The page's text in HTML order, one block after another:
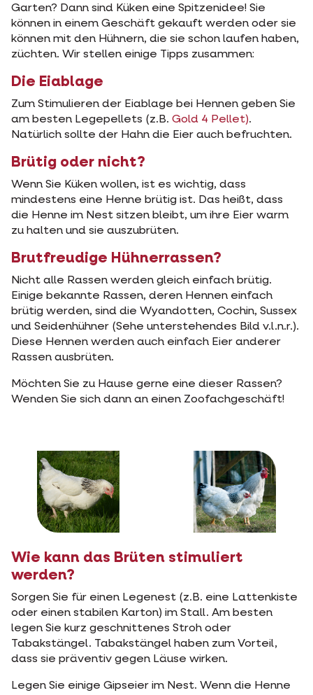
Garten? Dann sind Küken eine Spitzenidee! Sie
können in einem Geschäft gekauft werden oder sie
können mit den Hühnern, die sie schon laufen haben,
züchten. Wir stellen einige Tipps zusammen:
Die Eiablage
Zum Stimulieren der Eiablage bei Hennen geben Sie
am besten Legepellets (z.B. Gold 4 Pellet).
Natürlich sollte der Hahn die Eier auch befruchten.
Brütig oder nicht?
Wenn Sie Küken wollen, ist es wichtig, dass
mindestens eine Henne brütig ist. Das heißt, dass
die Henne im Nest sitzen bleibt, um ihre Eier warm
zu halten und sie auszubrüten.
Brutfreudige Hühnerrassen?
Nicht alle Rassen werden gleich einfach brütig.
Einige bekannte Rassen, deren Hennen einfach
brütig werden, sind die Wyandotten, Cochin, Sussex
und Seidenhühner (Sehe unterstehendes Bild v.l.n.r.).
Diese Hennen werden auch einfach Eier anderer
Rassen ausbrüten.
Möchten Sie zu Hause gerne eine dieser Rassen?
Wenden Sie sich dann an einen Zoofachgeschäft!
Wie kann das Brüten stimuliert
werden?
Sorgen Sie für einen Legenest (z.B. eine Lattenkiste
oder einen stabilen Karton) im Stall. Am besten
legen Sie kurz geschnittenes Stroh oder
Tabakstängel. Tabakstängel haben zum Vorteil,
dass sie präventiv gegen Läuse wirken.
Legen Sie einige Gipseier im Nest. Wenn die Henne